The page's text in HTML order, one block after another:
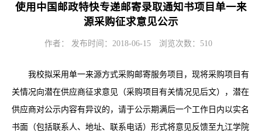
使用中国邮政特快专递邮寄录取通知书项目单一来
源采购征求意见公示
作者： 发布时间：2018-06-15 浏览次数： 510
我校拟采用单一来源方式采购邮寄服务项目，现将采购项目有
关情况向潜在供应商征求意见（采购项目有关情况见后文），潜在
供应商对公示内容有异议的，请于公示期满后一个工作日内以实名
书面（包括联系人、地址、联系电话）形式将意见反馈至九江学院